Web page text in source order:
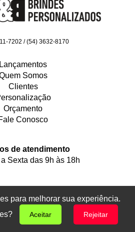
7202 / (54) 3632-8170
Lançamentos
Somos
Clientes
Orçamento
Conosco
de atendimento
Sexta das 9h às 18h
para melhorar sua experiência.
Aceitar Rejeitar